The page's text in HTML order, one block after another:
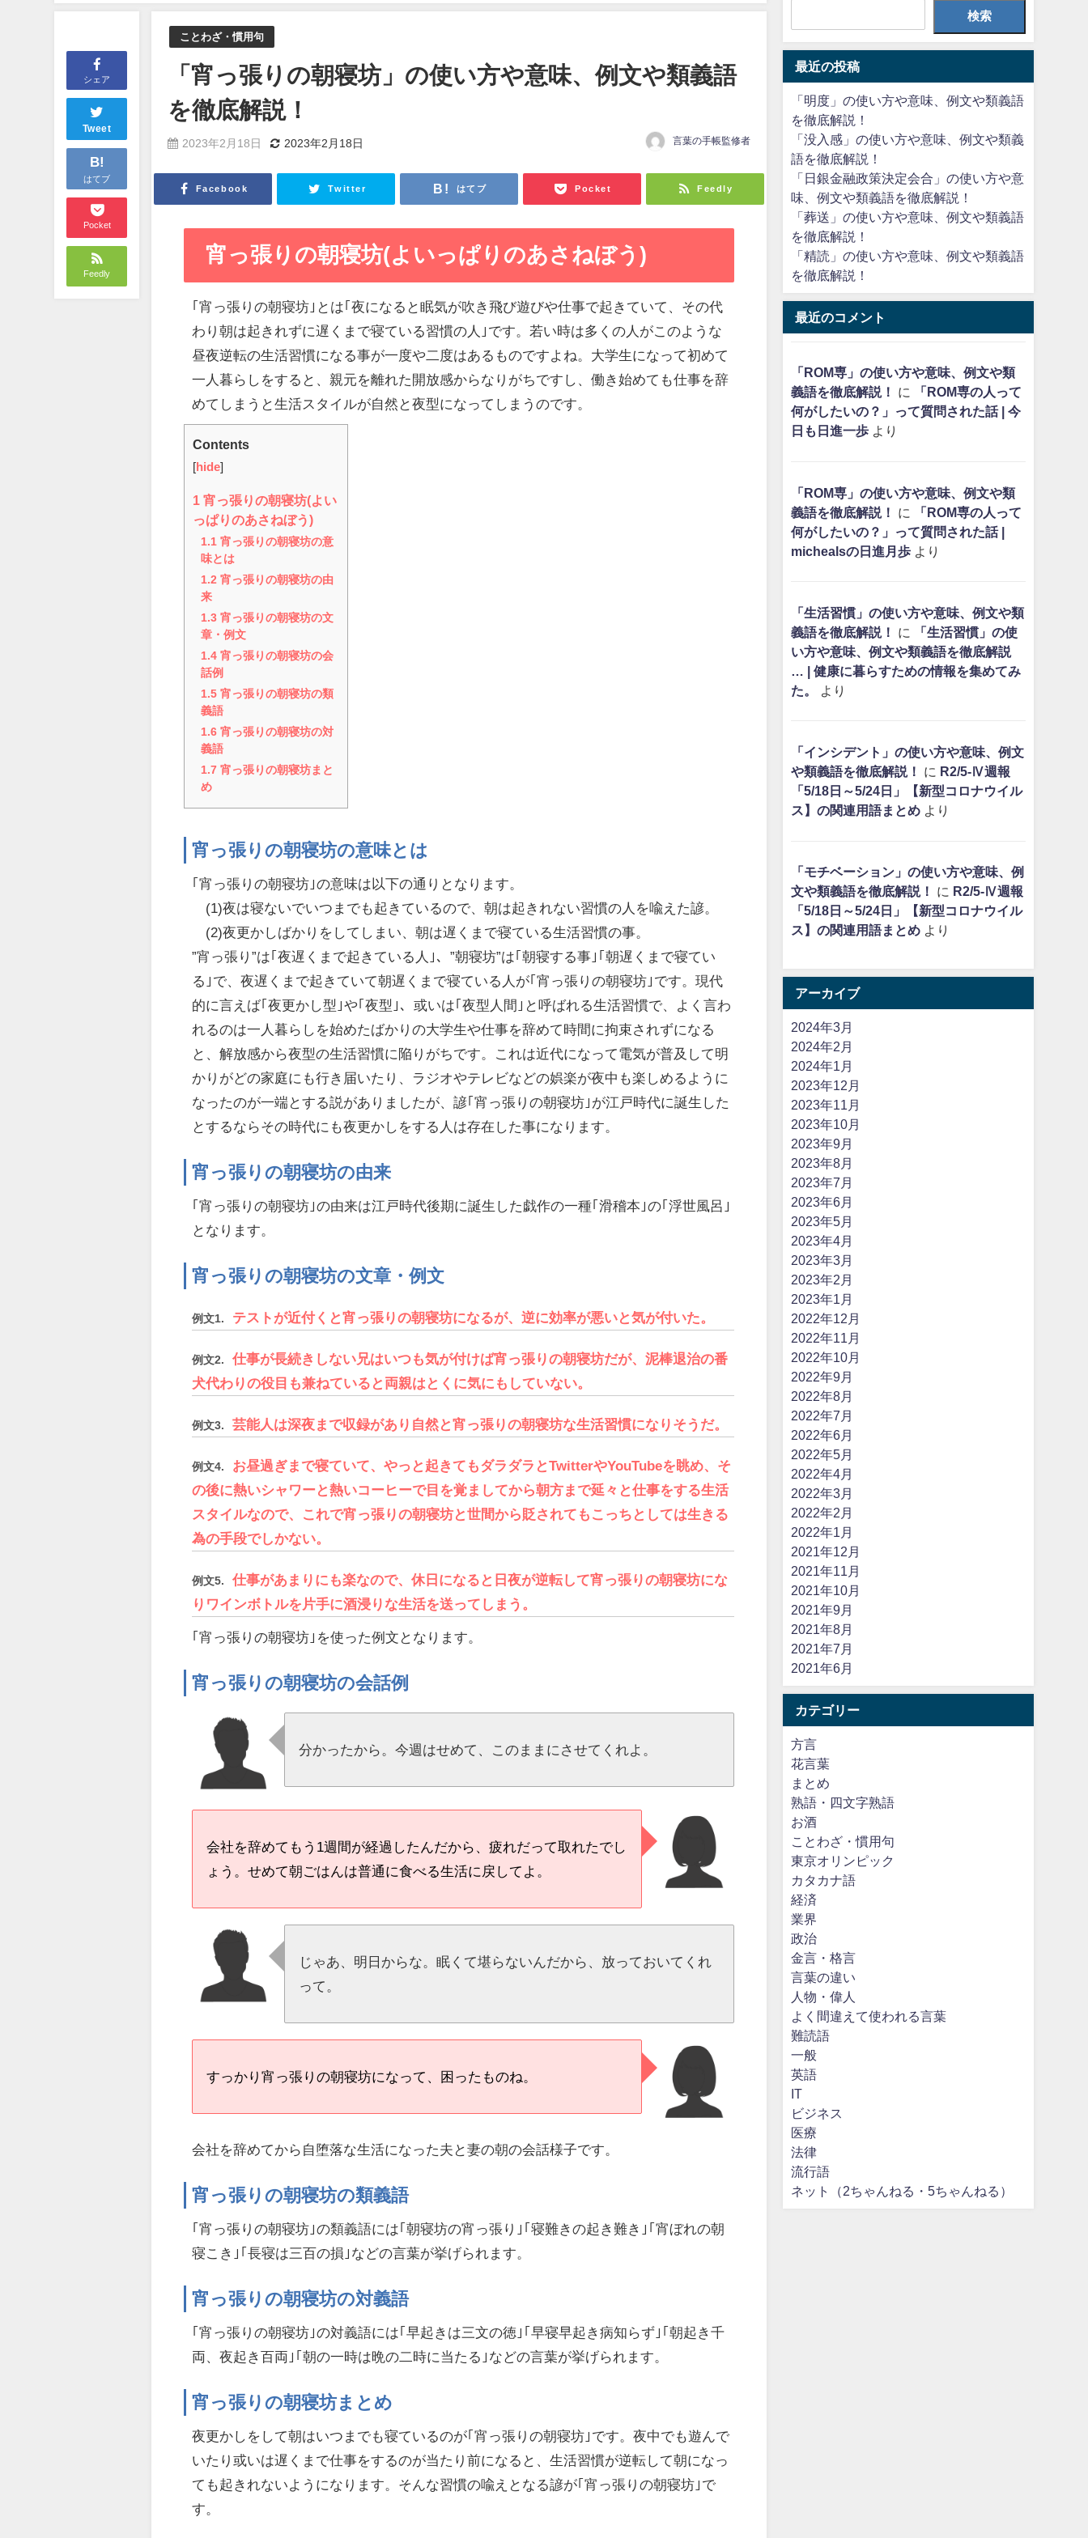
シェア
Tweet
B!
はてブ
Pocket
Feedly
ことわざ・慣用句
「宵っ張りの朝寝坊」の使い方や意味、例文や類義語
を徹底解説！
2023年2月18日 2023年2月18日 言葉の手帳監修者
Facebook Twitter はてブ Pocket Feedly
宵っ張りの朝寝坊(よいっぱりのあさねぼう)
｢宵っ張りの朝寝坊｣とは｢夜になると眠気が吹き飛び遊びや仕事で起きていて、その代
わり朝は起きれずに遅くまで寝ている習慣の人｣です。若い時は多くの人がこのような
昼夜逆転の生活習慣になる事が一度や二度はあるものですよね。大学生になって初めて
一人暮らしをすると、親元を離れた開放感からなりがちですし、働き始めても仕事を辞
めてしまうと生活スタイルが自然と夜型になってしまうのです。
Contents
[ hide]
1 宵っ張りの朝寝坊(よい
っぱりのあさねぼう)
1.1 宵っ張りの朝寝坊の意
味とは
1.2 宵っ張りの朝寝坊の由
来
1.3 宵っ張りの朝寝坊の文
章・例文
1.4 宵っ張りの朝寝坊の会
話例
1.5 宵っ張りの朝寝坊の類
義語
1.6 宵っ張りの朝寝坊の対
義語
1.7 宵っ張りの朝寝坊まと
め
宵っ張りの朝寝坊の意味とは
｢宵っ張りの朝寝坊｣の意味は以下の通りとなります。
(1)夜は寝ないでいつまでも起きているので、朝は起きれない習慣の人を喩えた諺。
(2)夜更かしばかりをしてしまい、朝は遅くまで寝ている生活習慣の事。
”宵っ張り”は｢夜遅くまで起きている人｣、”朝寝坊”は｢朝寝する事｣｢朝遅くまで寝てい
る｣で、夜遅くまで起きていて朝遅くまで寝ている人が｢宵っ張りの朝寝坊｣です。現代
的に言えば｢夜更かし型｣や｢夜型｣、或いは｢夜型人間｣と呼ばれる生活習慣で、よく言わ
れるのは一人暮らしを始めたばかりの大学生や仕事を辞めて時間に拘束されずになる
と、解放感から夜型の生活習慣に陥りがちです。これは近代になって電気が普及して明
かりがどの家庭にも行き届いたり、ラジオやテレビなどの娯楽が夜中も楽しめるように
なったのが一端とする説がありましたが、諺｢宵っ張りの朝寝坊｣が江戸時代に誕生した
とするならその時代にも夜更かしをする人は存在した事になります。
宵っ張りの朝寝坊の由来
｢宵っ張りの朝寝坊｣の由来は江戸時代後期に誕生した戯作の一種｢滑稽本｣の｢浮世風呂｣
となります。
宵っ張りの朝寝坊の文章・例文
例文1. テストが近付くと宵っ張りの朝寝坊になるが、逆に効率が悪いと気が付いた。
例文2.
仕事が長続きしない兄はいつも気が付けば宵っ張りの朝寝坊だが、泥棒退治の番
犬代わりの役目も兼ねていると両親はとくに気にもしていない。
例文3. 芸能人は深夜まで収録があり自然と宵っ張りの朝寝坊な生活習慣になりそうだ。
例文4.
お昼過ぎまで寝ていて、やっと起きてもダラダラとTwitterやYouTubeを眺め、そ
の後に熱いシャワーと熱いコーヒーで目を覚ましてから朝方まで延々と仕事をする生活
スタイルなので、これで宵っ張りの朝寝坊と世間から貶されてもこっちとしては生きる
為の手段でしかない。
例文5.
仕事があまりにも楽なので、休日になると日夜が逆転して宵っ張りの朝寝坊にな
りワインボトルを片手に酒浸りな生活を送ってしまう。
｢宵っ張りの朝寝坊｣を使った例文となります。
宵っ張りの朝寝坊の会話例
分かったから。今週はせめて、このままにさせてくれよ。
会社を辞めてもう1週間が経過したんだから、疲れだって取れたでし
ょう。せめて朝ごはんは普通に食べる生活に戻してよ。
じゃあ、明日からな。眠くて堪らないんだから、放っておいてくれ
って。
すっかり宵っ張りの朝寝坊になって、困ったものね。
会社を辞めてから自堕落な生活になった夫と妻の朝の会話様子です。
宵っ張りの朝寝坊の類義語
｢宵っ張りの朝寝坊｣の類義語には｢朝寝坊の宵っ張り｣｢寝難きの起き難き｣｢宵ぼれの朝
寝こき｣｢長寝は三百の損｣などの言葉が挙げられます。
宵っ張りの朝寝坊の対義語
｢宵っ張りの朝寝坊｣の対義語には｢早起きは三文の徳｣｢早寝早起き病知らず｣｢朝起き千
両、夜起き百両｣｢朝の一時は晩の二時に当たる｣などの言葉が挙げられます。
宵っ張りの朝寝坊まとめ
夜更かしをして朝はいつまでも寝ているのが｢宵っ張りの朝寝坊｣です。夜中でも遊んで
いたり或いは遅くまで仕事をするのが当たり前になると、生活習慣が逆転して朝になっ
ても起きれないようになります。そんな習慣の喩えとなる諺が｢宵っ張りの朝寝坊｣で
す。
検索
最近の投稿
「明度」の使い方や意味、例文や類義語
を徹底解説！
「没入感」の使い方や意味、例文や類義
語を徹底解説！
「日銀金融政策決定会合」の使い方や意
味、例文や類義語を徹底解説！
「葬送」の使い方や意味、例文や類義語
を徹底解説！
「精読」の使い方や意味、例文や類義語
を徹底解説！
最近のコメント
「ROM専」の使い方や意味、例文や類
義語を徹底解説！
に
「ROM専の人って
何がしたいの？」って質問された話 | 今
日も日進一歩より
「ROM専」の使い方や意味、例文や類
義語を徹底解説！
に
「ROM専の人って
何がしたいの？」って質問された話 |
michealsの日進月歩より
「生活習慣」の使い方や意味、例文や類
義語を徹底解説！
に
「生活習慣」の使
い方や意味、例文や類義語を徹底解説
… | 健康に暮らすための情報を集めてみ
た。
より
「インシデント」の使い方や意味、例文
や類義語を徹底解説！
に R2/5-Ⅳ週報
「5/18日～5/24日」【新型コロナウイル
ス】の関連用語まとめより
「モチベーション」の使い方や意味、例
文や類義語を徹底解説！
に R2/5-Ⅳ週報
「5/18日～5/24日」【新型コロナウイル
ス】の関連用語まとめより
アーカイブ
2024年3月
2024年2月
2024年1月
2023年12月
2023年11月
2023年10月
2023年9月
2023年8月
2023年7月
2023年6月
2023年5月
2023年4月
2023年3月
2023年2月
2023年1月
2022年12月
2022年11月
2022年10月
2022年9月
2022年8月
2022年7月
2022年6月
2022年5月
2022年4月
2022年3月
2022年2月
2022年1月
2021年12月
2021年11月
2021年10月
2021年9月
2021年8月
2021年7月
2021年6月
カテゴリー
方言
花言葉
まとめ
熟語・四文字熟語
お酒
ことわざ・慣用句
東京オリンピック
カタカナ語
経済
業界
政治
金言・格言
言葉の違い
人物・偉人
よく間違えて使われる言葉
難読語
一般
英語
IT
ビジネス
医療
法律
流行語
ネット（2ちゃんねる・5ちゃんねる）